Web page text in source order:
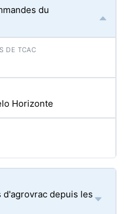
du
Horizonte
depuis les